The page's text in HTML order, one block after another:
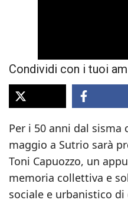
Condividi con i tuoi
Per i 50 anni dal sisma
maggio a Sutrio sarà
Toni Capuozzo, un
memoria collettiva e
sociale e urbanistico di